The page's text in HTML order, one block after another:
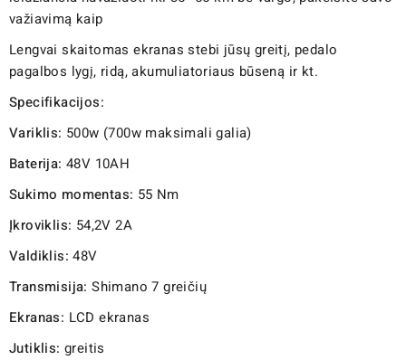
važiavimą kaip
Lengvai skaitomas ekranas stebi jūsų greitį, pedalo
pagalbos lygį, ridą, akumuliatoriaus būseną ir kt.
Specifikacijos:
Variklis: 500w (700w maksimali galia)
Baterija: 48V 10AH
Sukimo momentas: 55 Nm
Įkroviklis: 54,2V 2A
Valdiklis: 48V
Transmisija: Shimano 7 greičių
Ekranas: LCD ekranas
Jutiklis: greitis